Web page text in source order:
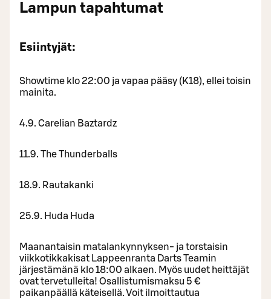
Lampun tapahtumat
Esiintyjät:
Showtime klo 22:00 ja vapaa pääsy (K18), ellei toisin
mainita.
4.9. Carelian Baztardz
11.9. The Thunderballs
18.9. Rautakanki
25.9. Huda Huda
Maanantaisin matalankynnyksen- ja torstaisin
viikkotikkakisat Lappeenranta Darts Teamin
järjestämänä klo 18:00 alkaen. Myös uudet heittäjät
ovat tervetulleita! Osallistumismaksu 5 €
paikanpäällä käteisellä. Voit ilmoittautua